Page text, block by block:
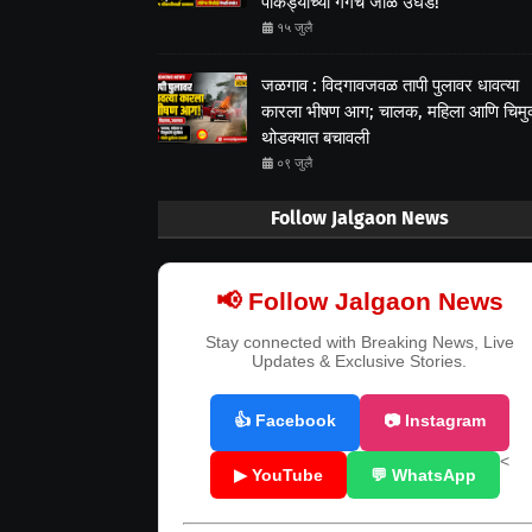
१५ जुलै
जळगाव : विदगावजवळ तापी पुलावर धावत्या
कारला भीषण आग; चालक, महिला आणि
थोडक्यात बचावली
०९ जुलै
Follow Jalgaon News
📢 Follow Jalgaon News
Stay connected with Breaking News, Live
Updates & Exclusive Stories.
👍 Facebook 📷 Instagram
▶ YouTube 💬 WhatsApp
<